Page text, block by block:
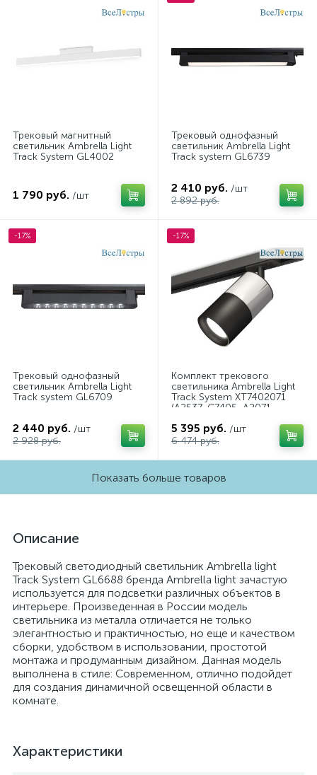
Трековый магнитный
светильник Ambrella Light
Track System GL4002
1 790 руб. /шт
Трековый однофазный
светильник Ambrella Light
Track system GL6739
2 410 руб. /шт
2 892 руб.
-17%
Трековый однофазный
светильник Ambrella Light
Track system GL6709
2 440 руб. /шт
2 928 руб.
-17%
Комплект трекового
светильника Ambrella Light
Track System XT7402071
(A2537, C7405, A2071,
5 395 руб. /шт
6 474 руб.
Показать больше товаров
Описание
Трековый светодиодный светильник Ambrella light
Track System GL6688 бренда Ambrella light зачастую
используется для подсветки различных объектов в
интерьере. Произведенная в России модель
светильника из металла отличается не только
элегантностью и практичностью, но еще и качеством
сборки, удобством в использовании, простотой
монтажа и продуманным дизайном. Данная модель
выполнена в стиле: Современном, отлично подойдет
для создания динамичной освещенной области в
комнате.
Характеристики